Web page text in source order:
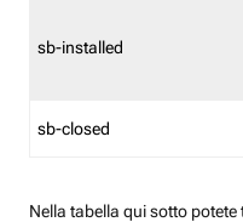
sb-installed
sb-closed
Nella tabella qui sotto